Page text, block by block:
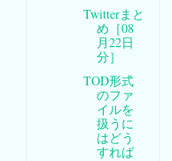
Twitterまと
め［08
月22日
分］
TOD形式
のファ
イルを
扱うに
はどう
すれば